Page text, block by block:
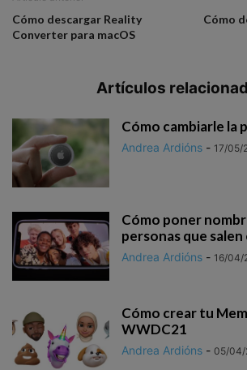
Cómo descargar Reality
Converter para macOS
Cómo
Artículos
Cómo cambiarle la
Andrea Ardións - 17/05/
Cómo poner
personas que
Andrea Ardións - 16/04/
Cómo crear tu
WWDC21
Andrea Ardións - 05/04/